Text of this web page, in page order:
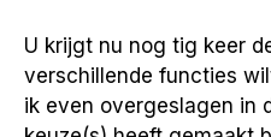
U krijgt nu nog tig keer
verschillende functies
ik even overgeslagen in